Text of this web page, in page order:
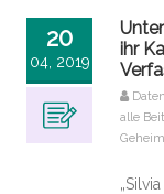
20
04, 2019
ihr
alle